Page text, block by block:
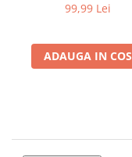
99,99 Lei
ADAUGA IN COS